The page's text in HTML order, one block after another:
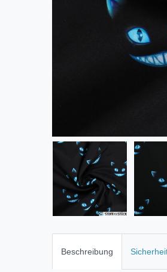
Beschreibung